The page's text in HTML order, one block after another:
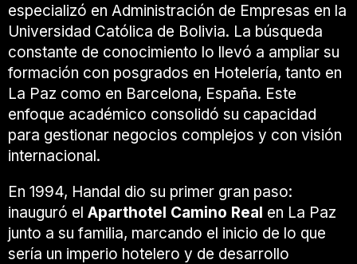
especializó en Administración de Empresas en la
Universidad Católica de Bolivia. La búsqueda
constante de conocimiento lo llevó a ampliar su
formación con posgrados en Hotelería, tanto en
La Paz como en Barcelona, España. Este
enfoque académico consolidó su capacidad
para gestionar negocios complejos y con visión
internacional.
En 1994, Handal dio su primer gran paso:
inauguró el Aparthotel Camino Real en La Paz
junto a su familia, marcando el inicio de lo que
sería un imperio hotelero y de desarrollo